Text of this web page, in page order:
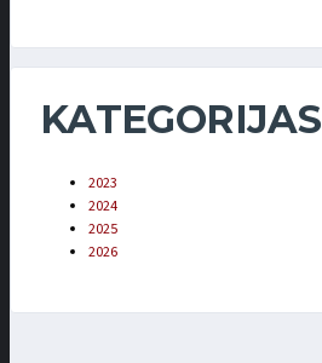
KATEGORIJAS
2023
2024
2025
2026